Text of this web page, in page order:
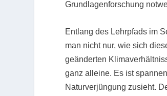
Grundlagenforschung
Entlang des Lehrpfads im
man nicht nur, wie sich
geänderten
ganz alleine. Es ist
Naturverjüngung zusieht.